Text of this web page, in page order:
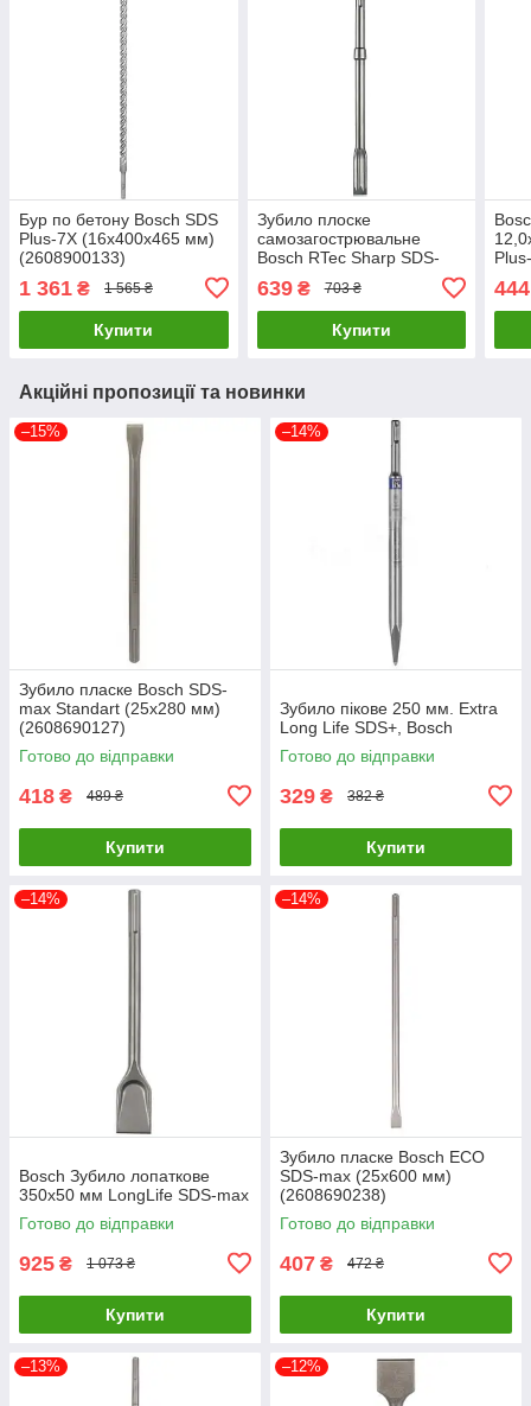
Бур по бетону Bosch SDS
Plus-7X (16х400х465 мм)
(2608900133)
1 361 ₴ 1 565 ₴
Купити
Зубило плоске
самозагострювальне
Bosch RTec Sharp SDS-
(2608690124)
639₴ 703 ₴
Купити
444
Акційні пропозиції та новинки
–15%
Зубило пласке Bosch SDS-
max Standart (25x280 мм)
(2608690127)
Готово до відправки
418 ₴ 489 ₴
Купити
–14%
Зубило пікове 250 мм. Extra
Long Life SDS+, Bosch
Готово до відправки
329 ₴ 382 ₴
Купити
–14%
Bosch Зубило лопаткове
350x50 мм LongLife SDS-max
Готово до відправки
925 ₴ 1 073 ₴
Купити
–14%
Зубило пласке Bosch ECO
SDS-max (25x600 мм)
(2608690238)
Готово до відправки
407 ₴ 472 ₴
Купити
–13% –12%